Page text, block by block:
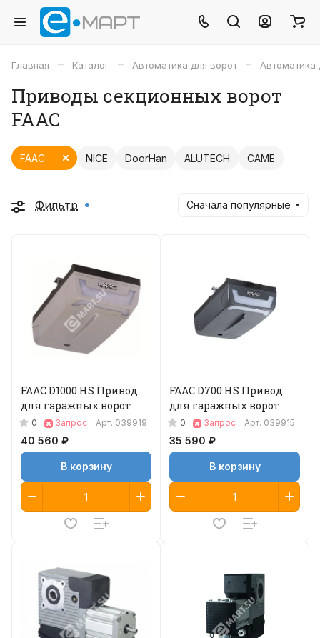
Главная – Каталог – Автоматика для ворот – Автоматика
Приводы секционных ворот
FAAC
NICE
FAAC DoorHan ALUTECH CAME
Фильтр Сначала популярные
FAAC D1000 HS Привод
для гаражных ворот
0 Запрос Арт. 039919
40 560 ₽
В корзину
FAAC D700 HS Привод
для гаражных ворот
0 Запрос Арт. 039915
35 590 ₽
В корзину